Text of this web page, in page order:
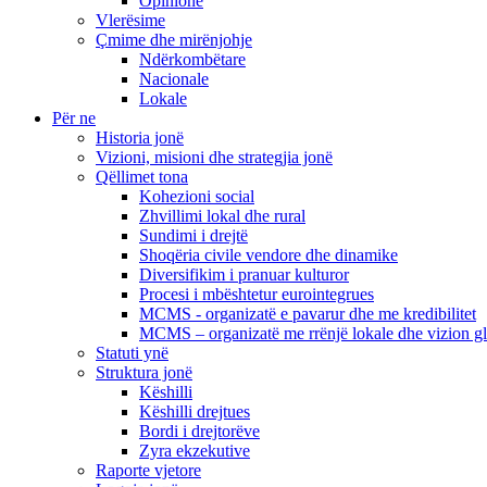
Vlerësime
Çmime dhe mirënjohje
Ndërkombëtare
Nacionale
Lokale
Për ne
Historia jonë
Vizioni, misioni dhe strategjia jonë
Qëllimet tona
Kohezioni social
Zhvillimi lokal dhe rural
Sundimi i drejtë
Shoqëria civile vendore dhe dinamike
Diversifikim i pranuar kulturor
Procesi i mbështetur eurointegrues
MCMS - organizatë e pavarur dhe me kredibilitet
MCMS – organizatë me rrënjë lokale dhe vizion
Statuti ynë
Struktura jonë
Këshilli
Këshilli drejtues
Bordi i drejtorëve
Zyra ekzekutive
Raporte vjetore